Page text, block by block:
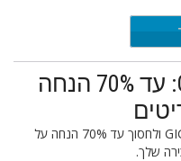
קידום ב GIGLIO.com: עד 70% הנחה
תפוס את הקידום הזה עבור GIGLIO.com ולחסוך עד 70% הנחה על
שלך.